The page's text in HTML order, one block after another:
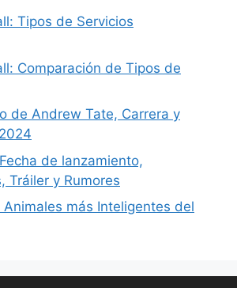
Tipos de Servicios
Comparación de Tipos de
de Andrew Tate, Carrera y
de lanzamiento,
Tráiler y Rumores
Animales más Inteligentes del